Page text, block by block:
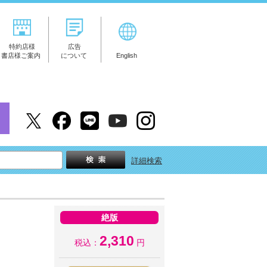
特約店様
書店様ご案内
広告
について
English
詳細検索
絶版
税込： 2,310 円